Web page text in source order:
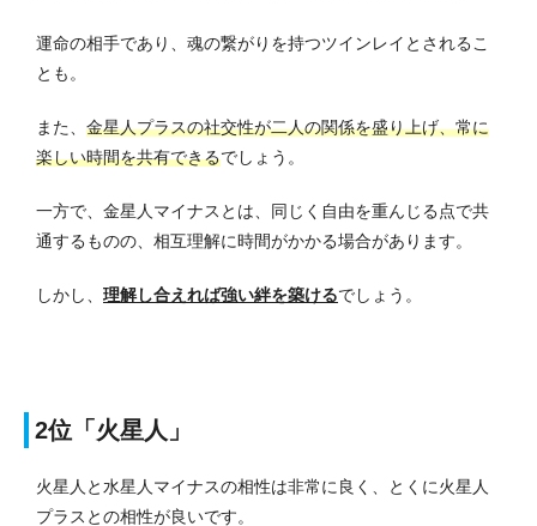
運命の相手であり、魂の繋がりを持つツインレイとされるこ
とも。
また、 金星人プラスの社交性が二人の関係を盛り上げ、常に
楽しい時間を共有できるでしょう。
一方で、金星人マイナスとは、同じく自由を重んじる点で共
通するものの、相互理解に時間がかかる場合があります。
しかし、 理解し合えれば強い絆を築けるでしょう。
2位「火星人」
火星人と水星人マイナスの相性は非常に良く、とくに火星人
プラスとの相性が良いです。